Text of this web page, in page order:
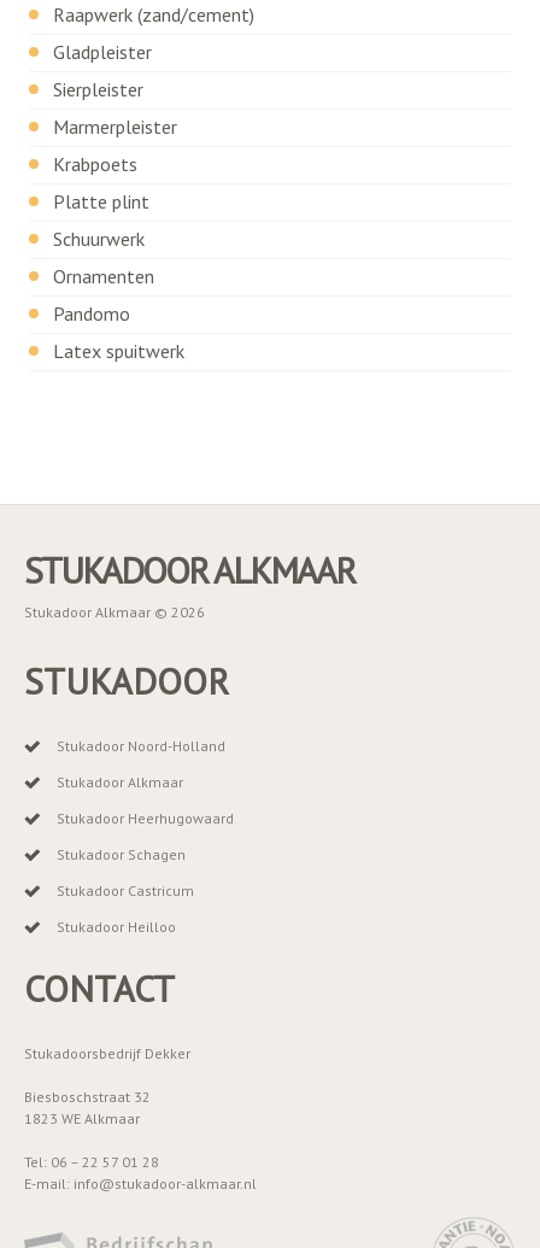
Raapwerk (zand/cement)
Gladpleister
Sierpleister
Marmerpleister
Krabpoets
Platte plint
Schuurwerk
Ornamenten
Pandomo
Latex spuitwerk
STUKADOOR ALKMAAR
Stukadoor Alkmaar © 2026
STUKADOOR
Stukadoor Noord-Holland
Stukadoor Alkmaar
Stukadoor Heerhugowaard
Stukadoor Schagen
Stukadoor Castricum
Stukadoor Heilloo
CONTACT
Stukadoorsbedrijf Dekker
Biesboschstraat 32
1823 WE Alkmaar
Tel: 06 – 22 57 01 28
E-mail: info@stukadoor-alkmaar.nl